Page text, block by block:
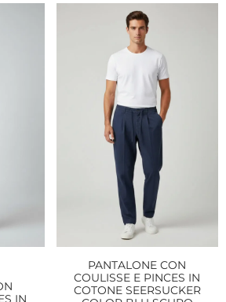
IN
PANTALONE CON
COULISSE E PINCES IN
COTONE SEERSUCKER